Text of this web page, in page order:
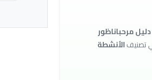
دليل مرحباناظور
الأنشطة